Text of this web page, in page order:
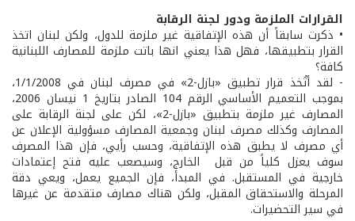
القرارات الملزمة ودور لجنة الرقابة
• ذكرت سابقاً أن هذه الإتفاقية غير ملزمة للدول، ولكن لبنان اتخذ
القرار بتطبيقها، فهل هذا يعني انها باتت ملزمة للمصارف اللبنانية
كافة؟
- لقد أتُخذ قرار تطبيق «بازل-2» في مصرف لبنان في 1/1/2008،
بموجب التعميم الأساسي الرقم 104 الصادر بتاريخ 1 نيسان 2006،
المصارف غير ملزمة بتطبيق «بازل-2»، لكن على لجنة الرقابة على
المصارف وكذلك مصرف لبنان وجمعية المصارف مسؤولية الإعلان عن
أي مصرف لا يطبق هذه الإتفاقية، وحسب رأيي، فإن هذا المصرف
سوف يعزل كلياً من قبل الخارج، وسيصعب عليه فتح إعتمادات
خارجية في المستقبل. في المبدأ، فإن الجميع يعمل، ويعي دقة
المرحلة والاستحقاق المقبل، ولكن هناك مصارف متقدمة عن غيرها
في سير التحضيرات.